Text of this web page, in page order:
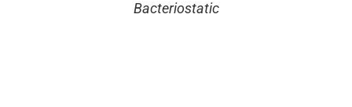
Bacteriostatic